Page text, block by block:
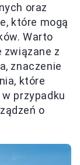
oraz
które mogą
Warto
z
znaczenie
które
przypadku
o